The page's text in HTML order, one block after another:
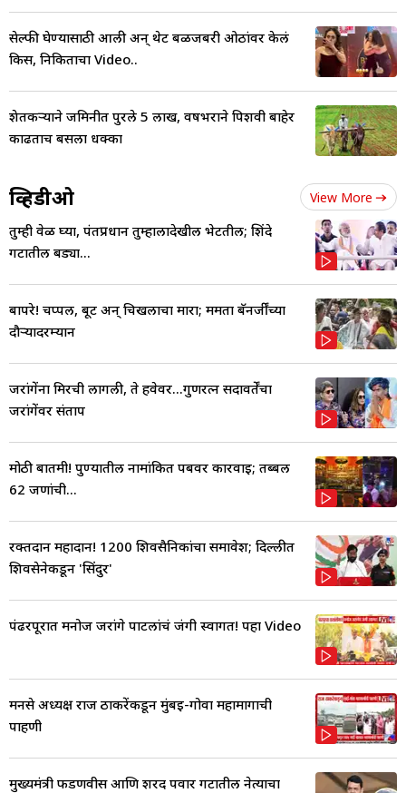
सेल्फी घेण्यासाठी आली अन् थेट बळजबरी ओठांवर केलं
किस, निकिताचा Video..
शेतकऱ्याने जमिनीत पुरले 5 लाख, वर्षभराने पिशवी बाहेर
काढताच बसला धक्का
व्हिडीओ View More
तुम्ही वेळ घ्या, पंतप्रधान तुम्हालादेखील भेटतील; शिंदे
गटातील बड्या...
बापरे! चप्पल, बूट अन् चिखलाचा मारा; ममता बॅनर्जींच्या
दौऱ्यादरम्यान
जरांगेंना मिरची लागली, ते हवेवर...गुणरत्न सदावर्तेंचा
जरांगेंवर संताप
मोठी बातमी! पुण्यातील नामांकित पबवर कारवाई; तब्बल
62 जणांची...
रक्तदान महादान! 1200 शिवसैनिकांचा समावेश; दिल्लीत
शिवसेनेकडून 'सिंदुर'
पंढरपूरात मनोज जरांगे पाटलांचं जंगी स्वागत! पहा Video
मनसे अध्यक्ष राज ठाकरेंकडून मुंबई-गोवा महामार्गाची
पाहणी
मुख्यमंत्री फडणवीस आणि शरद पवार गटातील नेत्याचा